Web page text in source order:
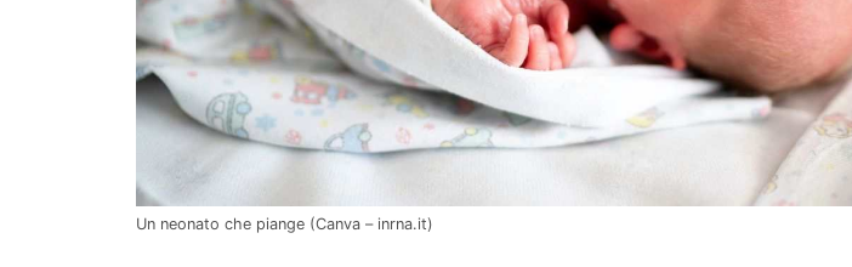
Un neonato che piange (Canva – inrna.it)